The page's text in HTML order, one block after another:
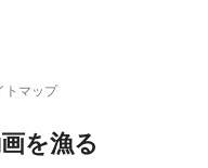
トマップ
を漁る